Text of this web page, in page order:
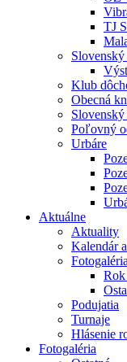
TJ
Klub
Obecná
Poľovný
Urbáre
Aktuálne
Aktuality
Kalendár
Fotogaléria
Podujatia
Turnaje
Hlásenie
Fotogaléria